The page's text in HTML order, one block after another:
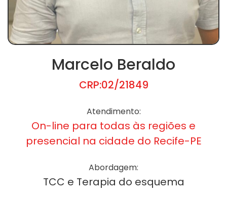
Marcelo Beraldo
CRP:02/21849
Atendimento:
On-line para todas às regiões e
presencial na cidade do Recife-PE
Abordagem:
TCC e Terapia do esquema